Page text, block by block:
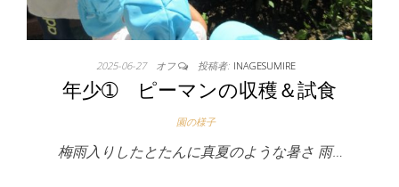
2025-06-27 オフ 投稿者: INAGESUMIRE
年少➀ ピーマンの収穫＆試食
園の様子
梅雨入りしたとたんに真夏のような暑さ 雨…